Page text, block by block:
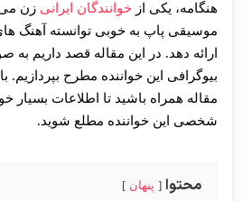
هنگامه، یکی از خوانندگان ایرانی زن می
موسیقی پاپ به خوبی توانسته آهنگ
ارائه دهد. در این مقاله قصد داریم
بیوگرافی این خواننده مطرح بپردازیم. با
مقاله همراه باشید تا اطلاعات بسیار
شخصی این خواننده مطلع شوید.
محتوا پنهان